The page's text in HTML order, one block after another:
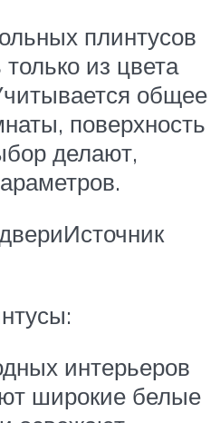
плинтусов
из цвета
общее
поверхность
делают,
интерьеров
широкие белые